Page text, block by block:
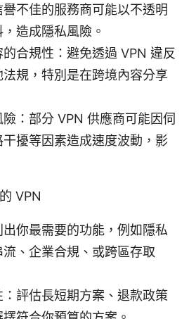
不佳的服務商可能以不透明
造成隱私風險。
合規性：避免透過 VPN 違反
規，特別是在跨境內容分享
：部分 VPN 供應商可能因伺
擾等因素造成速度波動，影
VPN
你最需要的功能，例如隱私
、企業合規、或跨區存取
評估長短期方案、退款政策